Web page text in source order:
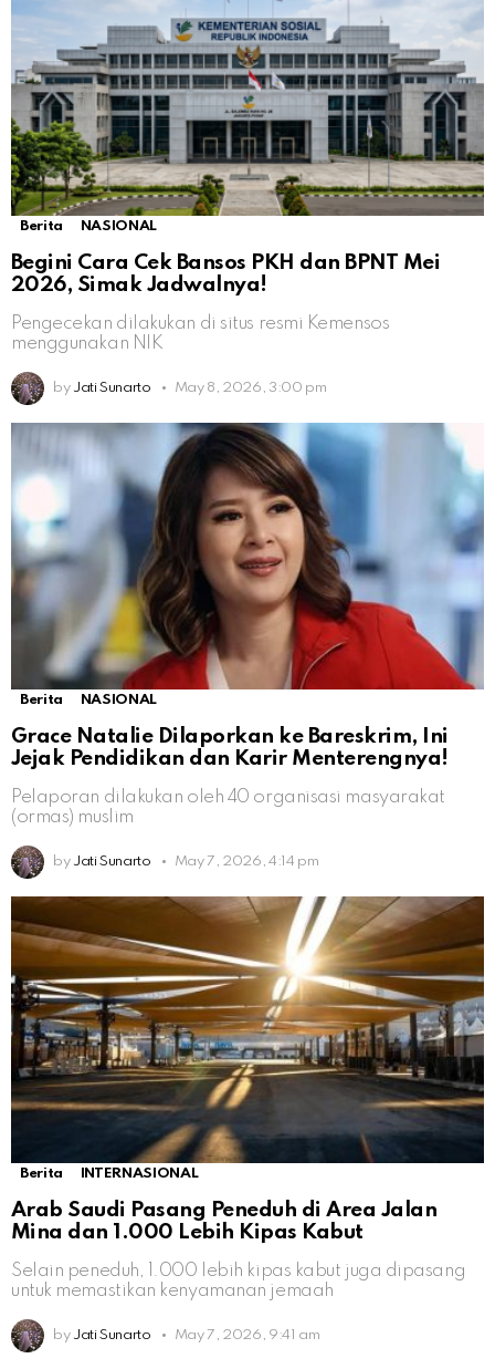
Berita NASIONAL
Begini Cara Cek Bansos PKH dan BPNT Mei
2026, Simak Jadwalnya!
Pengecekan dilakukan di situs resmi Kemensos
menggunakan NIK
by Jati Sunarto May 8, 2026, 3:00 pm
Berita NASIONAL
Grace Natalie Dilaporkan ke Bareskrim, Ini
Jejak Pendidikan dan Karir Menterengnya!
Pelaporan dilakukan oleh 40 organisasi masyarakat
(ormas) muslim
by Jati Sunarto May 7, 2026, 4:14 pm
Berita INTERNASIONAL
Arab Saudi Pasang Peneduh di Area Jalan
Mina dan 1.000 Lebih Kipas Kabut
Selain peneduh, 1.000 lebih kipas kabut juga dipasang
untuk memastikan kenyamanan jemaah
by Jati Sunarto May 7, 2026, 9:41 am